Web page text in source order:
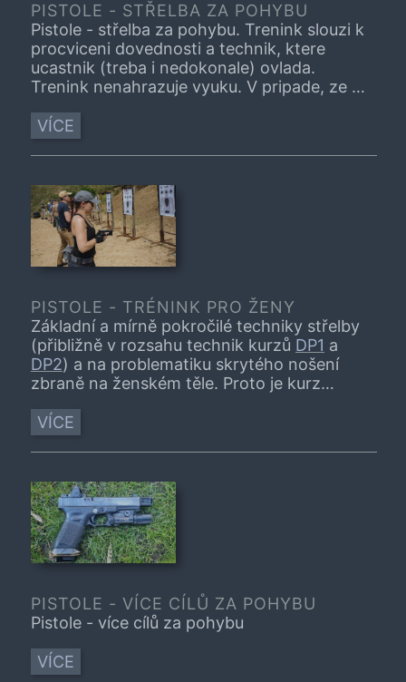
PISTOLE - STŘELBA ZA POHYBU
Pistole - střelba za pohybu. Trenink slouzi k
procviceni dovednosti a technik, ktere
ucastnik (treba i nedokonale) ovlada.
Trenink nenahrazuje vyuku. V pripade, ze je
navstivne, prosim, nejprve vhodny kurz.
VÍCE
PISTOLE - TRÉNINK PRO ŽENY
Základní a mírně pokročilé techniky střelby
(přibližně v rozsahu technik kurzů DP1 a
DP2) a na problematiku skrytého nošení
zbraně na ženském těle. Proto je kurz
i úplných začátečnic
VÍCE
PISTOLE - VÍCE CÍLŮ ZA POHYBU
Pistole - více cílů za pohybu
VÍCE